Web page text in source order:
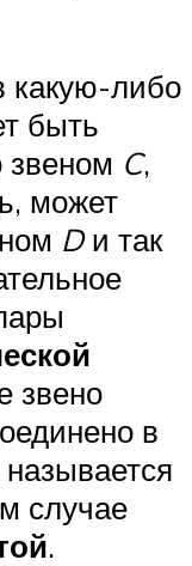
какую-либо
быть
звеном C,
может
Dи так
звено
в
случае
.